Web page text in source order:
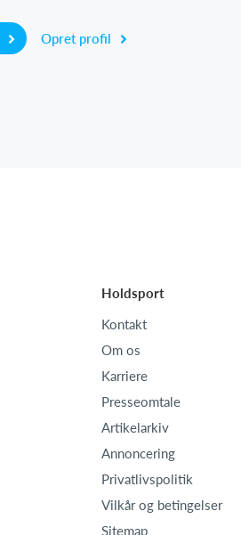
Opret profil
Holdsport
Kontakt
Om os
Karriere
Presseomtale
Artikelarkiv
Annoncering
Privatlivspolitik
Vilkår og betingelser
Sitemap